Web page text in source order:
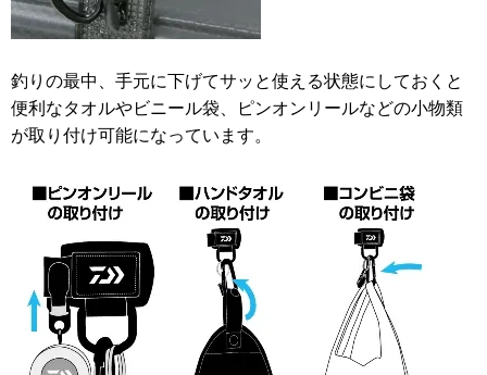
釣りの最中、手元に下げてサッと使える状態にしておくと
便利なタオルやビニール袋、ピンオンリールなどの小物類
が取り付け可能になっています。